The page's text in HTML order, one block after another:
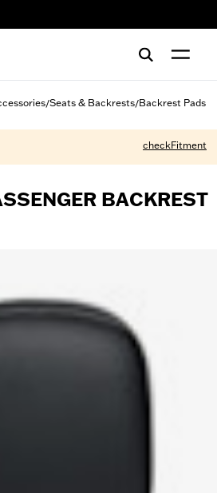
/Seats & Backrests/Backrest Pads
checkFitment
BACKREST